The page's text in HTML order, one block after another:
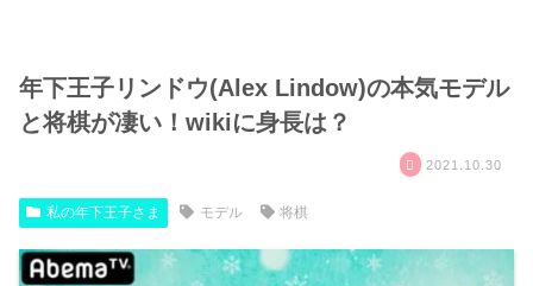
年下王子リンドウ(Alex Lindow)の本気モデル
と将棋が凄い！wikiに身長は？
2021.10.30
私の年下王子さま モデル 将棋